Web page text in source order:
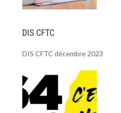
DIS CFTC
DIS CFTC décembre 2023